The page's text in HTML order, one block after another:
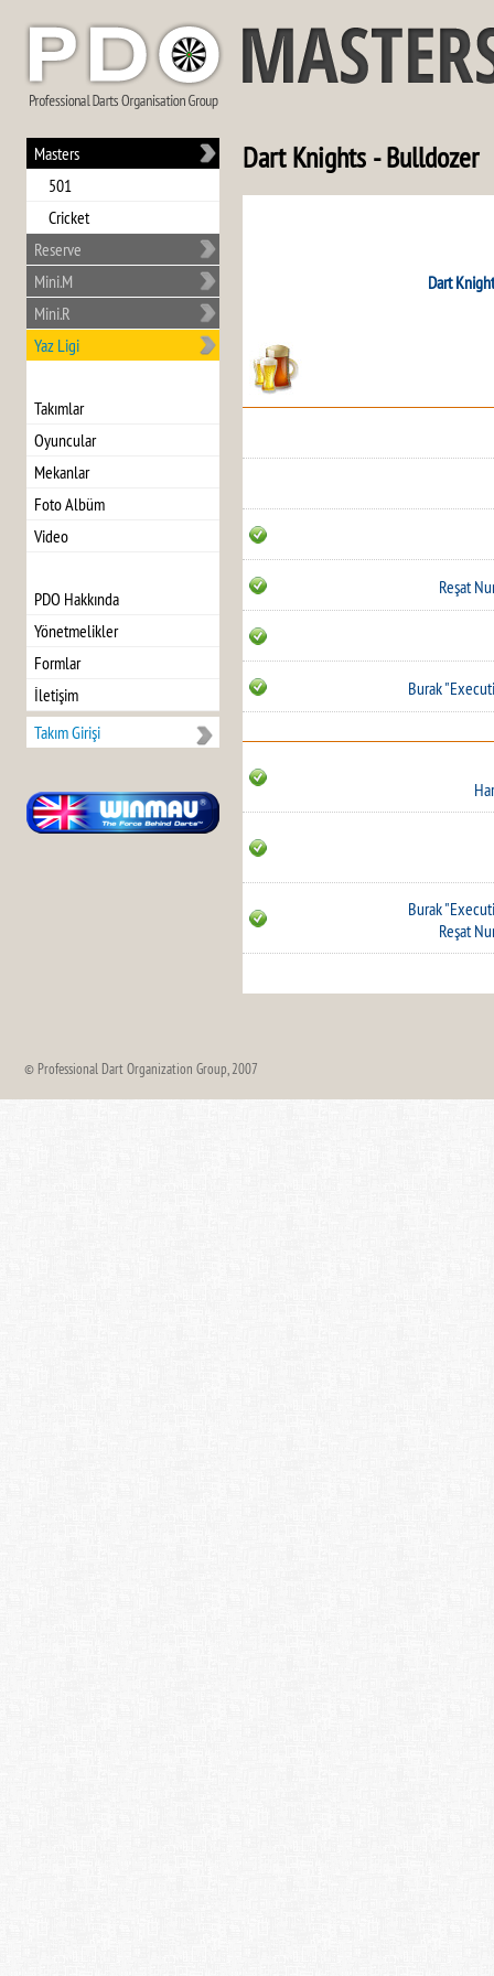
Masters
501
Cricket
Reserve
Mini.M
Mini.R
Yaz Ligi
Takımlar
Oyuncular
Mekanlar
Foto Albüm
Video
PDO Hakkında
Yönetmelikler
Formlar
İletişim
Takım Girişi
Dart Knights - Bulldozer
Dart
Reşat
Burak
Burak
Reşat
© Professional Dart Organization Group, 2007